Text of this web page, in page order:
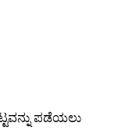
ಪಡೆಯಲು